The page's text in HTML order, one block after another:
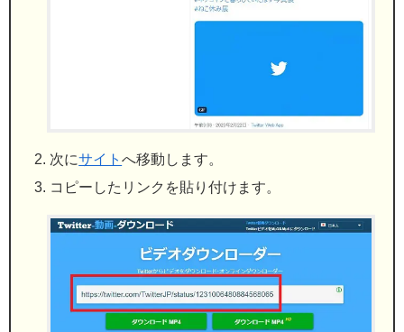
次にサイトへ移動します。
コピーしたリンクを貼り付けます。